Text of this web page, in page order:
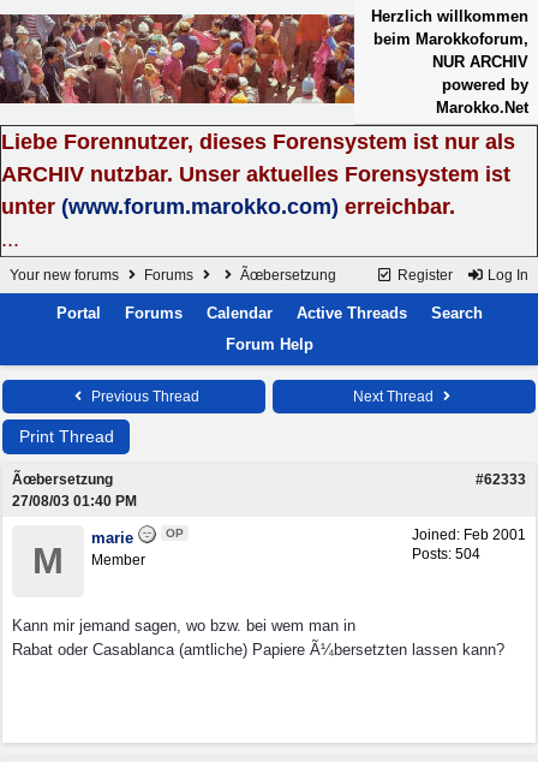
Herzlich willkommen
beim Marokkoforum,
NUR ARCHIV
powered by
Marokko.Net
Liebe Forennutzer, dieses Forensystem ist nur als
ARCHIV nutzbar. Unser aktuelles Forensystem ist
unter (www.forum.marokko.com) erreichbar.
...
Register Log In
Your new forums Forums Ãœbersetzung
Portal Forums Calendar Active Threads
Search
Forum Help
Previous Thread Next Thread
Print Thread
Ãœbersetzung
#62333
27/08/03 01:40 PM
Joined: Feb 2001
Posts: 504
M
marie OP
Member
Kann mir jemand sagen, wo bzw. bei wem man in
Rabat oder Casablanca (amtliche) Papiere Ã¼bersetzten lassen kann?